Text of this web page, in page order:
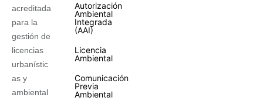
acreditada
para la
gestión de
licencias
urbanístic
as y
ambiental
Autorización
Ambiental
Integrada
(AAI)
Licencia
Ambiental
Comunicación
Previa
Ambiental